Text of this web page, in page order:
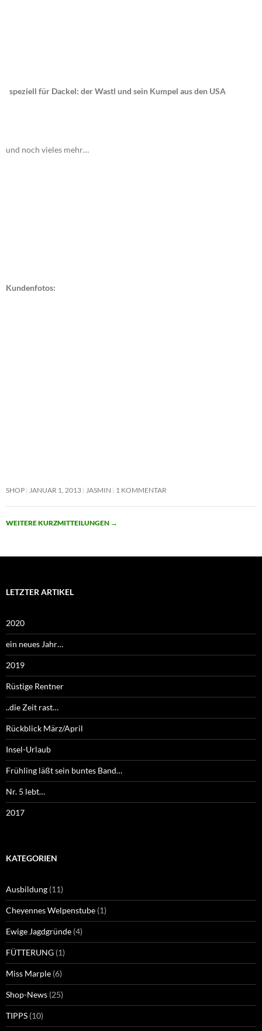
speziell für Dackel: der Wastl und sein Kumpel aus den USA
und noch vieles mehr…
Kundenfotos:
SHOP JANUAR 1, 2013 JASMIN 1 KOMMENTAR
WEITERE KURZMITTEILUNGEN →
LETZTER ARTIKEL
2020
ein neues Jahr…
2019
Rüstige Rentner
..die Zeit rast…
Rückblick März/April
Insel-Urlaub
Frühling läßt sein buntes Band…
Nr. 5 lebt…
2017
KATEGORIEN
Ausbildung (11)
Cheyennes Welpenstube (1)
Ewige Jagdgründe (4)
FÜTTERUNG (1)
Miss Marple (6)
Shop-News (25)
TIPPS (10)